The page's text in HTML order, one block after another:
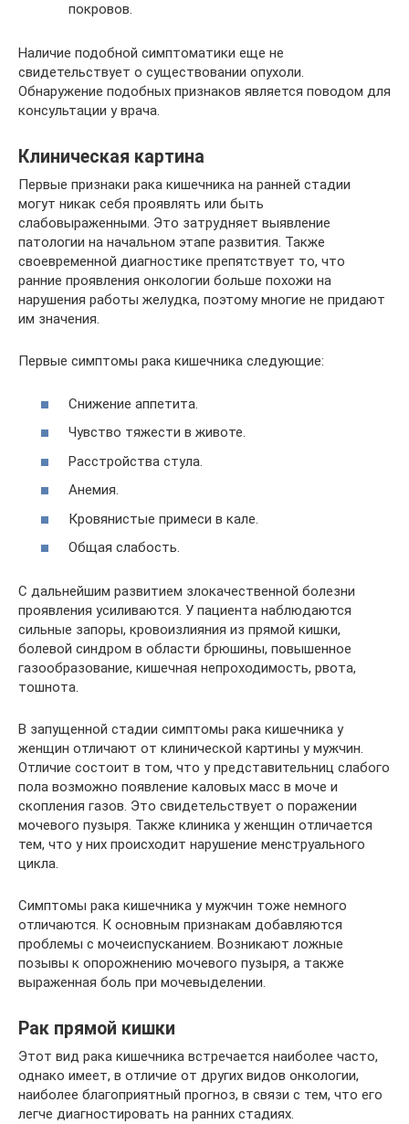
покровов.
Наличие подобной симптоматики еще не
свидетельствует о существовании опухоли.
Обнаружение подобных признаков является поводом для
консультации у врача.
Клиническая картина
Первые признаки рака кишечника на ранней стадии
могут никак себя проявлять или быть
слабовыраженными. Это затрудняет выявление
патологии на начальном этапе развития. Также
своевременной диагностике препятствует то, что
ранние проявления онкологии больше похожи на
нарушения работы желудка, поэтому многие не придают
им значения.
Первые симптомы рака кишечника следующие:
Снижение аппетита.
Чувство тяжести в животе.
Расстройства стула.
Анемия.
Кровянистые примеси в кале.
Общая слабость.
С дальнейшим развитием злокачественной болезни
проявления усиливаются. У пациента наблюдаются
сильные запоры, кровоизлияния из прямой кишки,
болевой синдром в области брюшины, повышенное
газообразование, кишечная непроходимость, рвота,
тошнота.
В запущенной стадии симптомы рака кишечника у
женщин отличают от клинической картины у мужчин.
Отличие состоит в том, что у представительниц слабого
пола возможно появление каловых масс в моче и
скопления газов. Это свидетельствует о поражении
мочевого пузыря. Также клиника у женщин отличается
тем, что у них происходит нарушение менструального
цикла.
Симптомы рака кишечника у мужчин тоже немного
отличаются. К основным признакам добавляются
проблемы с мочеиспусканием. Возникают ложные
позывы к опорожнению мочевого пузыря, а также
выраженная боль при мочевыделении.
Рак прямой кишки
Этот вид рака кишечника встречается наиболее часто,
однако имеет, в отличие от других видов онкологии,
наиболее благоприятный прогноз, в связи с тем, что его
легче диагностировать на ранних стадиях.